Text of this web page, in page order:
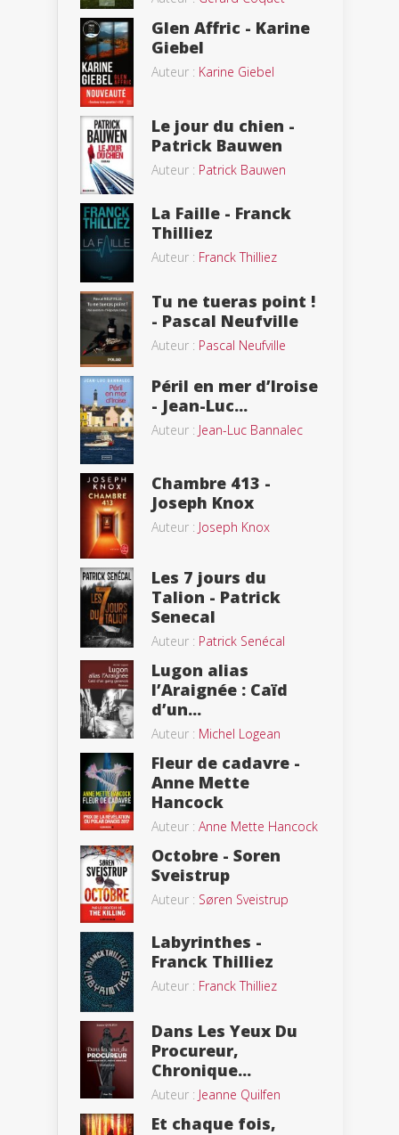
Glen Affric - Karine
Giebel
Auteur : Karine Giebel
Le jour du chien -
Patrick Bauwen
Auteur : Patrick Bauwen
La Faille - Franck
Thilliez
Auteur : Franck Thilliez
Tu ne tueras point !
- Pascal Neufville
Auteur : Pascal Neufville
Péril en mer d’Iroise
- Jean-Luc...
Auteur : Jean-Luc Bannalec
Chambre 413 -
Joseph Knox
Auteur : Joseph Knox
Les 7 jours du
Talion - Patrick
Senecal
Auteur : Patrick Senécal
Lugon alias
l’Araignée : Caïd
d’un...
Auteur : Michel Logean
Fleur de cadavre -
Anne Mette
Hancock
Auteur : Anne Mette Hancock
Octobre - Soren
Sveistrup
Auteur : Søren Sveistrup
Labyrinthes -
Franck Thilliez
Auteur : Franck Thilliez
Dans Les Yeux Du
Procureur,
Chronique...
Auteur : Jeanne Quilfen
Et chaque fois,